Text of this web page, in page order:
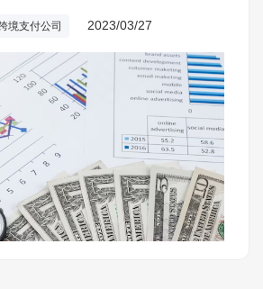
未来跨境支付行业将会迎来更广阔的发展
境支付公司 2023/03/27